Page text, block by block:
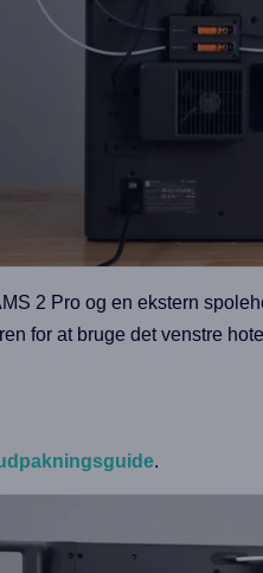
2 Pro og en ekstern
for at bruge det venstre
.